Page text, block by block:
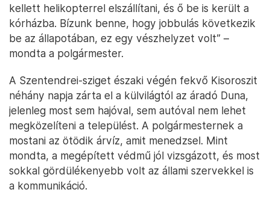
kellett helikopterrel elszállítani, és ő be is került a
kórházba. Bízunk benne, hogy jobbulás következik
be az állapotában, ez egy vészhelyzet volt” –
mondta a polgármester.
A Szentendrei-sziget északi végén fekvő Kisoroszit
néhány napja zárta el a külvilágtól az áradó Duna,
jelenleg most sem hajóval, sem autóval nem lehet
megközelíteni a települést. A polgármesternek a
mostani az ötödik árvíz, amit menedzsel. Mint
mondta, a megépített védmű jól vizsgázott, és most
sokkal gördülékenyebb volt az állami szervekkel is
a kommunikáció.